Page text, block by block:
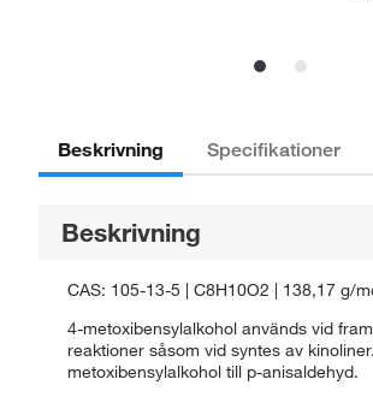
Beskrivning Specifikationer
Beskrivning
CAS: 105-13-5 | C8H10O2 | 138,17 g/
4-metoxibensylalkohol används vid
reaktioner såsom vid syntes av
metoxibensylalkohol till p-anisaldehyd.